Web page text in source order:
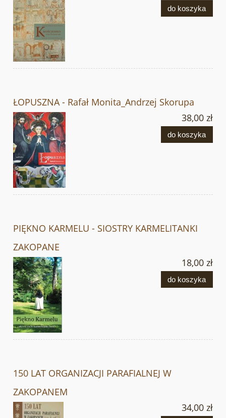
do koszyka
ŁOPUSZNA - Rafał Monita_Andrzej Skorupa
38,00 zł
do koszyka
PIĘKNO KARMELU - SIOSTRY KARMELITANKI
ZAKOPANE
18,00 zł
do koszyka
150 LAT ORGANIZACJI PARAFIALNEJ W
ZAKOPANEM
34,00 zł